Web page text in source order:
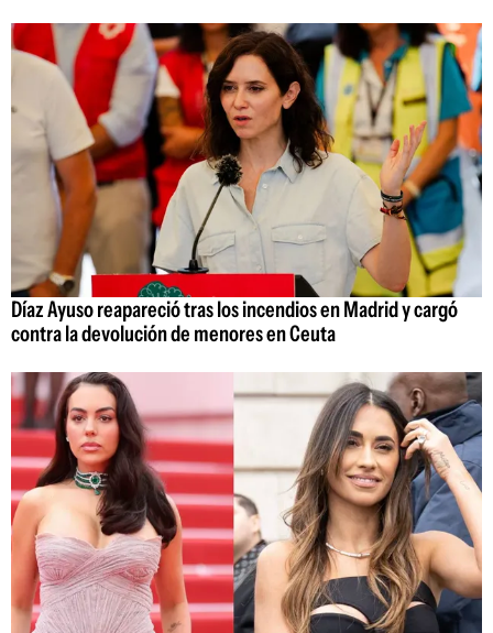
Díaz Ayuso reapareció tras los incendios en Madrid y cargó
contra la devolución de menores en Ceuta